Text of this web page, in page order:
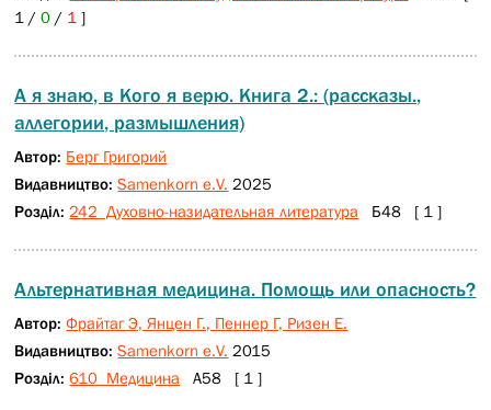
1 /0 / 1]
А я знаю, в Кого я верю. Книга 2.: (рассказы.,
аллегории, размышления)
Автор: Берг Григорий
Видавництво:Samenkorn e.V. 2025
Розділ: 242 Духовно-назидательная литература Б48 [ 1 ]
Альтернативная медицина. Помощь или опасность?
Автор:Фрайтаг Э, Янцен Г., Пеннер Г, Ризен Е.
Видавництво:Samenkorn e.V. 2015
Розділ: 610 Медицина А58 [ 1 ]